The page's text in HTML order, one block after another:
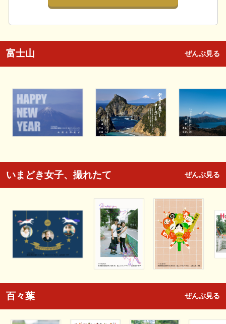
富士山 ぜんぶ見る
いまどき女子、撮れたて ぜんぶ見る
百々葉 ぜんぶ見る